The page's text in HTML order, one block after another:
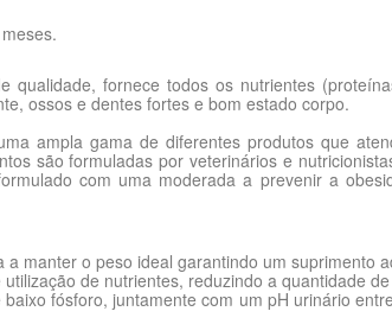
qualidade, fornece todos os nutrientes
ossos e dentes fortes e bom estado corpo.
ampla gama de diferentes produtos que
são formuladas por veterinários e
com uma moderada a prevenir a
manter o peso ideal garantindo um suprimento
de nutrientes, reduzindo a quantidade
fósforo, juntamente com um pH urinário